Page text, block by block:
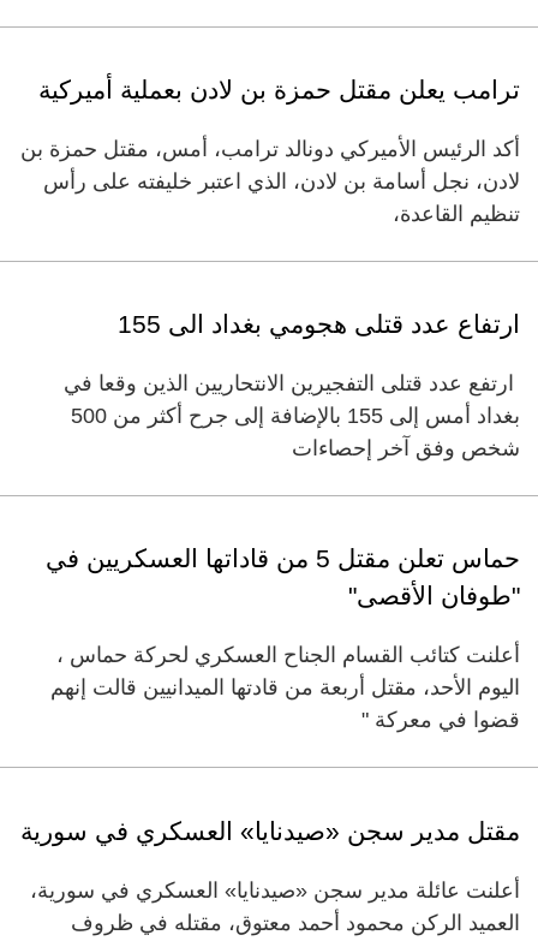
ترامب يعلن مقتل حمزة بن لادن بعملية أميركية
أكد الرئيس الأميركي دونالد ترامب، أمس، مقتل حمزة بن
لادن، نجل أسامة بن لادن، الذي اعتبر خليفته على رأس
تنظيم القاعدة،
ارتفاع عدد قتلى هجومي بغداد الى 155
ارتفع عدد قتلى التفجيرين الانتحاريين الذين وقعا في
بغداد أمس إلى 155 بالإضافة إلى جرح أكثر من 500
شخص وفق آخر إحصاءات
حماس تعلن مقتل 5 من قاداتها العسكريين في
"طوفان الأقصى"
أعلنت كتائب القسام الجناح العسكري لحركة حماس ،
اليوم الأحد، مقتل أربعة من قادتها الميدانيين قالت إنهم
قضوا في معركة "
مقتل مدير سجن «صيدنايا» العسكري في سورية
أعلنت عائلة مدير سجن «صيدنايا» العسكري في سورية،
العميد الركن محمود أحمد معتوق، مقتله في ظروف